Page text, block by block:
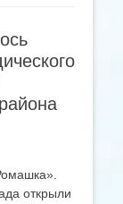
открыли